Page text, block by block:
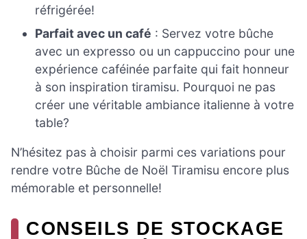
réfrigérée!
Parfait avec un café : Servez votre bûche
avec un expresso ou un cappuccino pour une
expérience caféinée parfaite qui fait honneur
à son inspiration tiramisu. Pourquoi ne pas
créer une véritable ambiance italienne à votre
table?
N’hésitez pas à choisir parmi ces variations pour
rendre votre Bûche de Noël Tiramisu encore plus
mémorable et personnelle!
CONSEILS DE STOCKAGE